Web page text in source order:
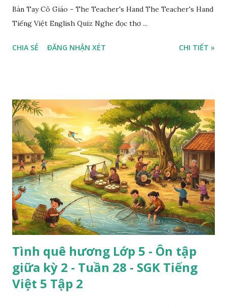
Bàn Tay Cô Giáo - The Teacher's Hand The Teacher's Hand
Tiếng Việt English Quiz Nghe đọc thơ ...
CHIA SẺ ĐĂNG NHẬN XÉT CHI TIẾT »
Tình quê hương Lớp 5 - Ôn tập
giữa kỳ 2 - Tuần 28 - SGK Tiếng
Việt 5 Tập 2